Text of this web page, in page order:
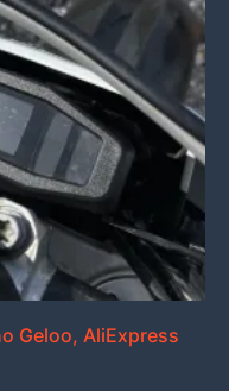
Geloo, AliExpress